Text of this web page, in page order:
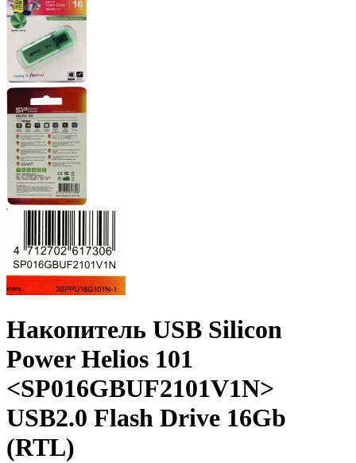
Накопитель USB Silicon
Power Helios 101
<SP016GBUF2101V1N>
USB2.0 Flash Drive 16Gb
(RTL)